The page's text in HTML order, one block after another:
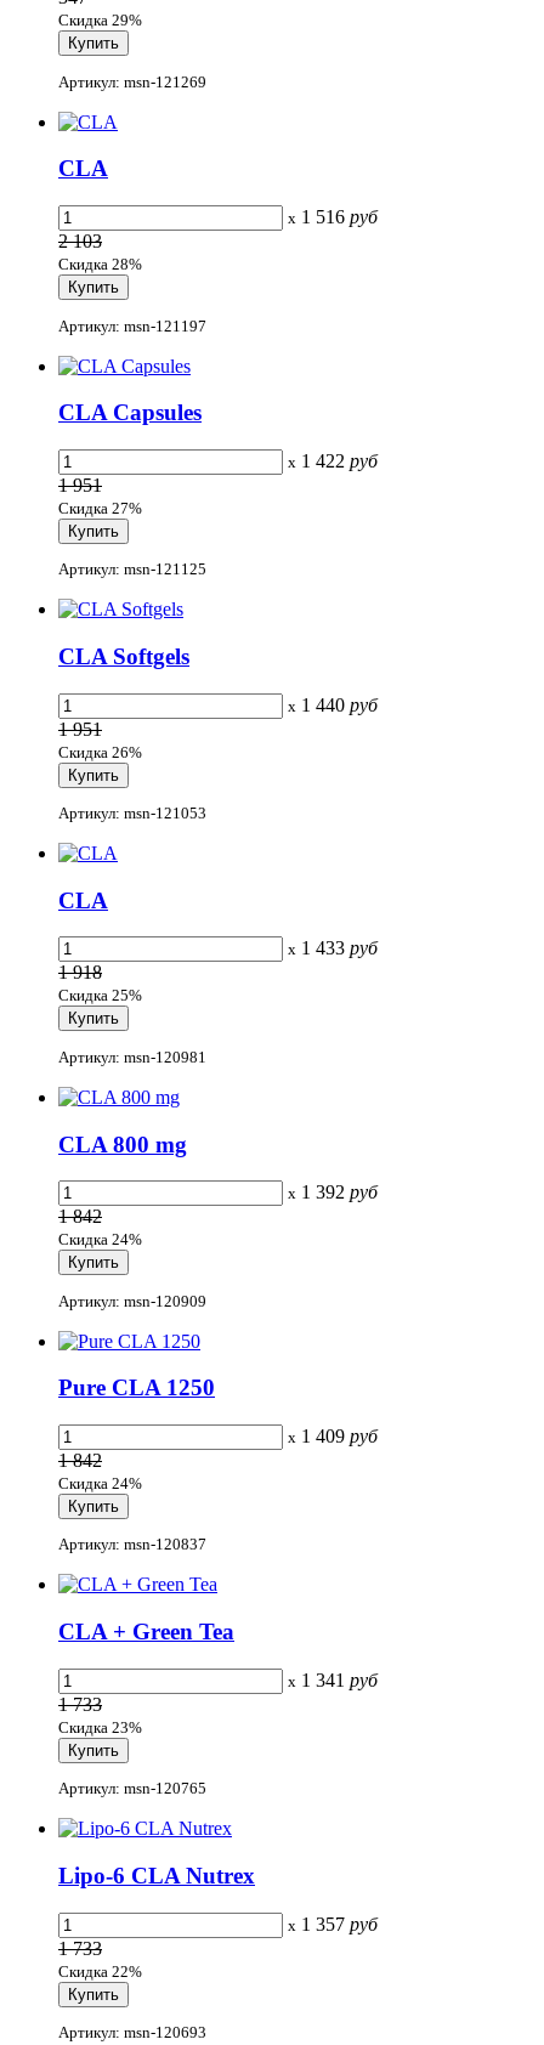
Скидка 29%
Артикул: msn-121269
CLA
x 1 516 руб
2 103
Скидка 28%
Артикул: msn-121197
CLA Capsules
x 1 422 руб
1 951
Скидка 27%
Артикул: msn-121125
CLA Softgels
x 1 440 руб
1 951
Скидка 26%
Артикул: msn-121053
CLA
x 1 433 руб
1 918
Скидка 25%
Артикул: msn-120981
CLA 800 mg
x 1 392 руб
1 842
Скидка 24%
Артикул: msn-120909
Pure CLA 1250
x 1 409 руб
1 842
Скидка 24%
Артикул: msn-120837
CLA + Green Tea
x 1 341 руб
1 733
Скидка 23%
Артикул: msn-120765
Lipo-6 CLA Nutrex
x 1 357 руб
1 733
Скидка 22%
Артикул: msn-120693